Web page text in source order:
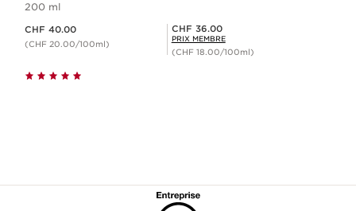
200 ml
CHF 40.00
(CHF 20.00/100ml)
Prix Sérénité CHF 36.00
CHF 36.00
PRIX MEMBRE
(CHF 18.00/100ml)